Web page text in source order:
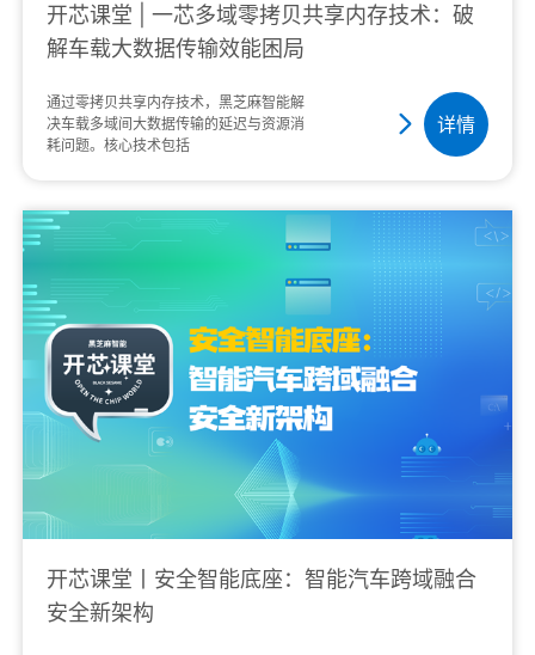
开芯课堂 | 一芯多域零拷贝共享内存技术：破
解车载大数据传输效能困局
通过零拷贝共享内存技术，黑芝麻智能解
决车载多域间大数据传输的延迟与资源消
耗问题。核心技术包括
详情
开芯课堂丨安全智能底座：智能汽车跨域融合
安全新架构